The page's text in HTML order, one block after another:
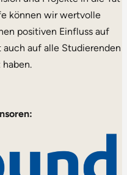
können wir wertvolle
positiven Einfluss auf
auf alle Studierenden
haben.